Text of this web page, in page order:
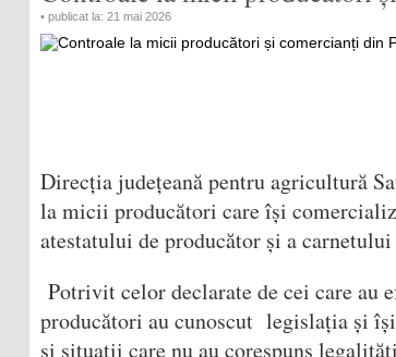
• publicat la: 21 mai 2026
Direcția județeană pentru agricultură
la micii producători care își
atestatului de producător și a
Potrivit celor declarate de cei care au
producători au cunoscut legislația și
și situații care nu au corespuns